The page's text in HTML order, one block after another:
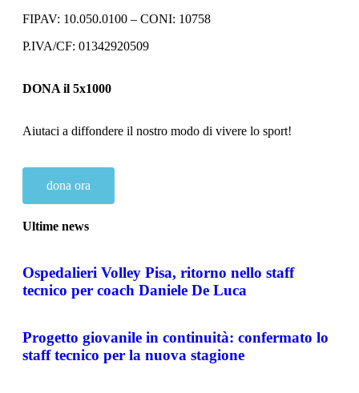
FIPAV: 10.050.0100 – CONI: 10758
P.IVA/CF: 01342920509
DONA il 5x1000
Aiutaci a diffondere il nostro modo di vivere lo sport!
dona ora
Ultime news
Ospedalieri Volley Pisa, ritorno nello staff
tecnico per coach Daniele De Luca
Progetto giovanile in continuità: confermato lo
staff tecnico per la nuova stagione